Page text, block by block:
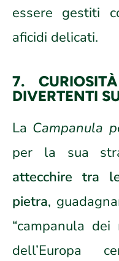
essere gestiti
aficidi delicati.
7.
DIVERTENTI
La Campanula
per la sua
attecchire tra
pietra,
“campanula
dell’Europa